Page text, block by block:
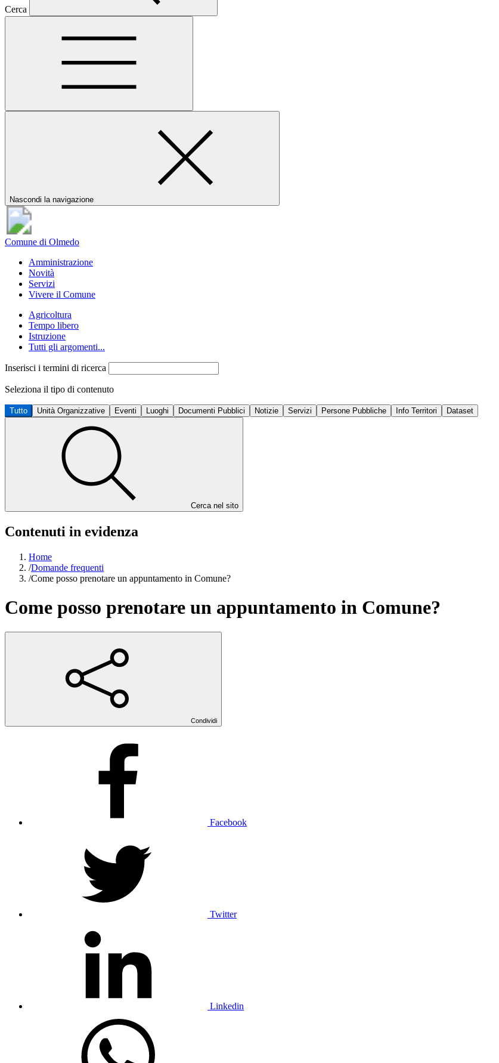
Cerca
Nascondi la navigazione
Comune di Olmedo
Amministrazione
Novità
Servizi
Vivere il Comune
Agricoltura
Tempo libero
Istruzione
Tutti gli argomenti...
Inserisci i termini di ricerca
Seleziona il tipo di contenuto
Tutto Unità Organizzative Eventi Luoghi Documenti Pubblici Notizie Servizi Persone Pubbliche Info Territori Dataset
Cerca nel sito
Contenuti in evidenza
Home
/Domande frequenti
/Come posso prenotare un appuntamento in Comune?
Come posso prenotare un appuntamento in Comune?
Condividi
Facebook
Twitter
Linkedin